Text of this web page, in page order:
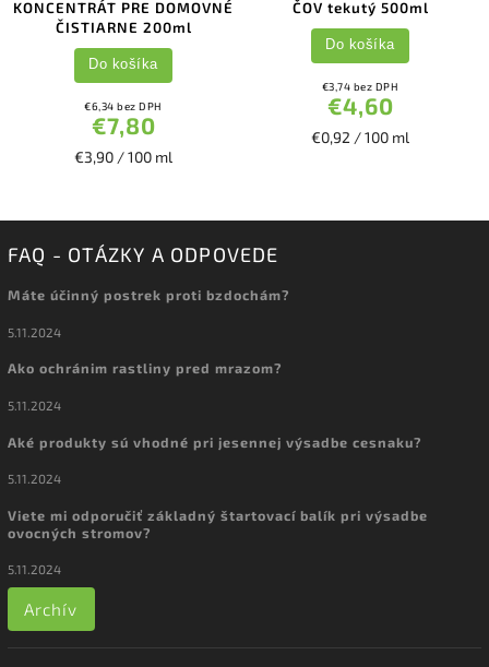
KONCENTRÁT PRE DOMOVNÉ
ČISTIARNE 200ml
€6,34 bez DPH
€7,80
€3,90 / 100 ml
Do košíka
ČOV tekutý 500ml
€3,74 bez DPH
€4,60
€0,92 / 100 ml
Do košíka
FAQ - OTÁZKY A ODPOVEDE
Máte účinný postrek proti bzdochám?
5.11.2024
Ako ochránim rastliny pred mrazom?
5.11.2024
Aké produkty sú vhodné pri jesennej výsadbe cesnaku?
5.11.2024
Viete mi odporučiť základný štartovací balík pri výsadbe
ovocných stromov?
5.11.2024
Archív